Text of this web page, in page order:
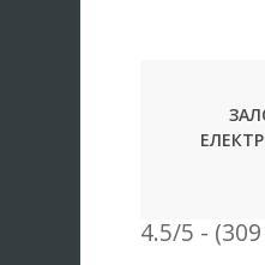
4.5/5 -